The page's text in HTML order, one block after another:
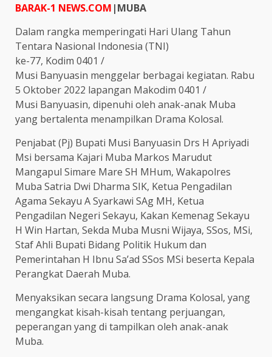
BARAK-1 NEWS.COM |MUBA
Dalam rangka memperingati Hari Ulang Tahun
Tentara Nasional Indonesia (TNI)
ke-77, Kodim 0401 /
Musi Banyuasin menggelar berbagai kegiatan. Rabu
5 Oktober 2022 lapangan Makodim 0401 /
Musi Banyuasin, dipenuhi oleh anak-anak Muba
yang bertalenta menampilkan Drama Kolosal.
Penjabat (Pj) Bupati Musi Banyuasin Drs H Apriyadi
Msi bersama Kajari Muba Markos Marudut
Mangapul Simare Mare SH MHum, Wakapolres
Muba Satria Dwi Dharma SIK, Ketua Pengadilan
Agama Sekayu A Syarkawi SAg MH, Ketua
Pengadilan Negeri Sekayu, Kakan Kemenag Sekayu
H Win Hartan, Sekda Muba Musni Wijaya, SSos, MSi,
Staf Ahli Bupati Bidang Politik Hukum dan
Pemerintahan H Ibnu Sa’ad SSos MSi beserta Kepala
Perangkat Daerah Muba.
Menyaksikan secara langsung Drama Kolosal, yang
mengangkat kisah-kisah tentang perjuangan,
peperangan yang di tampilkan oleh anak-anak
Muba.